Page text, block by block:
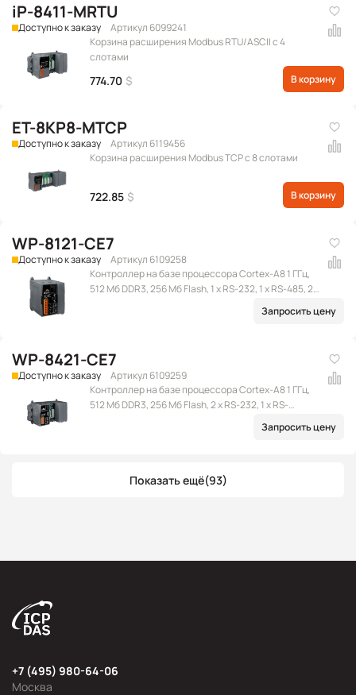
iP-8411-MRTU
Доступно к заказу
Артикул 6099241
Корзина расширения Modbus RTU/ASCII с 4
слотами
774.70 $ В корзину
ET-8KP8-MTCP
Доступно к заказу
Артикул 6119456
Корзина расширения Modbus TCP с 8 слотами
722.85 $ В корзину
WP-8121-CE7
Доступно к заказу
Артикул 6109258
Контроллер на базе процессора Cortex-A8 1 ГГц,
512 Мб DDR3, 256 Мб Flash, 1 x RS-232, 1 x RS-485, 2 x
Запросить цену
WP-8421-CE7
Доступно к заказу
Артикул 6109259
Контроллер на базе процессора Cortex-A8 1 ГГц,
512 Мб DDR3, 256 Мб Flash, 2 x RS-232, 1 x RS-
microSD, 4 слота расширения, Win CE 7.0
Запросить цену
Показать ещё(93)
Москва
+7 (495) 980-64-06